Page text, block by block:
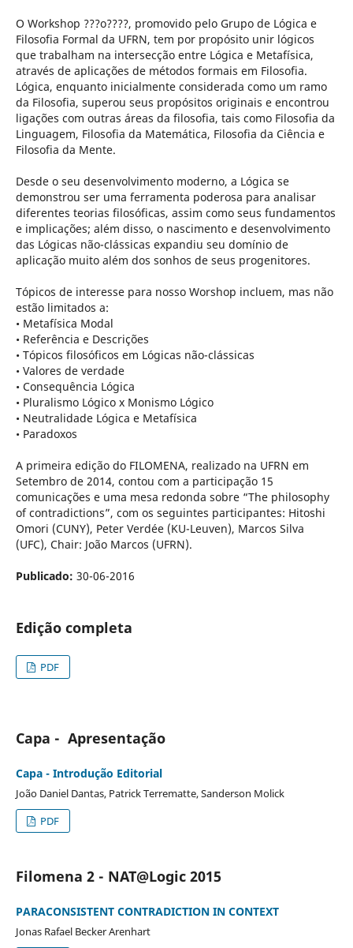
O Workshop ???o????, promovido pelo Grupo de Lógica e
Filosofia Formal da UFRN, tem por propósito unir lógicos
que trabalham na intersecção entre Lógica e Metafísica,
através de aplicações de métodos formais em Filosofia.
Lógica, enquanto inicialmente considerada como um ramo
da Filosofia, superou seus propósitos originais e encontrou
ligações com outras áreas da filosofia, tais como Filosofia da
Linguagem, Filosofia da Matemática, Filosofia da Ciência e
Filosofia da Mente.
Desde o seu desenvolvimento moderno, a Lógica se
demonstrou ser uma ferramenta poderosa para analisar
diferentes teorias filosóficas, assim como seus fundamentos
e implicações; além disso, o nascimento e desenvolvimento
das Lógicas não-clássicas expandiu seu domínio de
aplicação muito além dos sonhos de seus progenitores.
Tópicos de interesse para nosso Worshop incluem, mas não
estão limitados a:
• Metafísica Modal
• Referência e Descrições
• Tópicos filosóficos em Lógicas não-clássicas
• Valores de verdade
• Consequência Lógica
• Pluralismo Lógico x Monismo Lógico
• Neutralidade Lógica e Metafísica
• Paradoxos
A primeira edição do FILOMENA, realizado na UFRN em
Setembro de 2014, contou com a participação 15
comunicações e uma mesa redonda sobre “The philosophy
of contradictions”, com os seguintes participantes: Hitoshi
Omori (CUNY), Peter Verdée (KU-Leuven), Marcos Silva
(UFC), Chair: João Marcos (UFRN).
Publicado: 30-06-2016
Edição completa
PDF
Capa - Apresentação
Capa - Introdução Editorial
João Daniel Dantas, Patrick Terrematte, Sanderson Molick
PDF
Filomena 2 - NAT@Logic 2015
PARACONSISTENT CONTRADICTION IN CONTEXT
Jonas Rafael Becker Arenhart